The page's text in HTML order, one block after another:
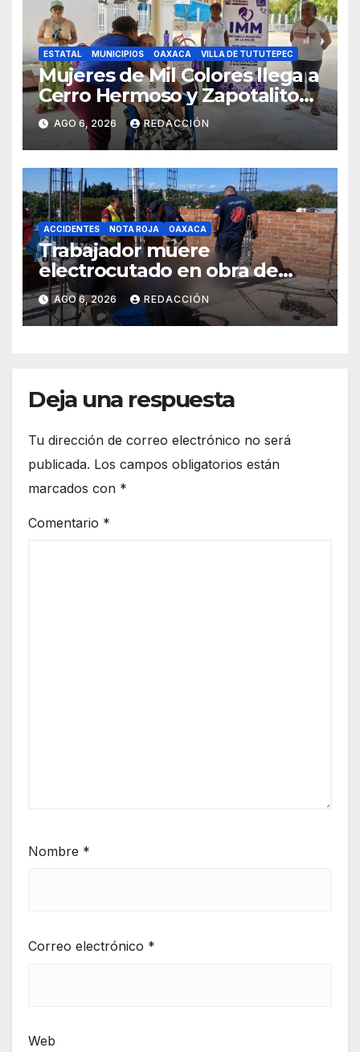
ESTATAL MUNICIPIOS OAXACA VILLA DE TUTUTEPEC
Mujeres de Mil Colores llega a
Cerro Hermoso y Zapotalito
para fortalecer redes de
apoyo y prevenir violencias
AGO 6, 2026 REDACCIÓN
ACCIDENTES NOTA ROJA OAXACA
Trabajador muere
electrocutado en obra de
Soledad Etla; dos jóvenes
resultan gravemente
lesionados
AGO 6, 2026 REDACCIÓN
Deja una respuesta
Tu dirección de correo electrónico no será
publicada. Los campos obligatorios están
marcados con *
Comentario *
Nombre *
Correo electrónico *
Web